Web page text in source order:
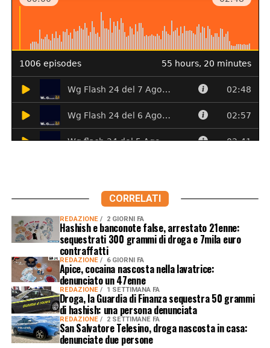
CORRELATI
REDAZIONE 2 GIORNI FA
Hashish e banconote false, arrestato 21enne:
sequestrati 300 grammi di droga e 7mila euro
contraffatti
REDAZIONE 6 GIORNI FA
Apice, cocaina nascosta nella lavatrice:
denunciato un 47enne
REDAZIONE 1 SETTIMANA FA
Droga, la Guardia di Finanza sequestra 50 grammi
di hashish: una persona denunciata
REDAZIONE 2 SETTIMANE FA
San Salvatore Telesino, droga nascosta in casa:
denunciate due persone